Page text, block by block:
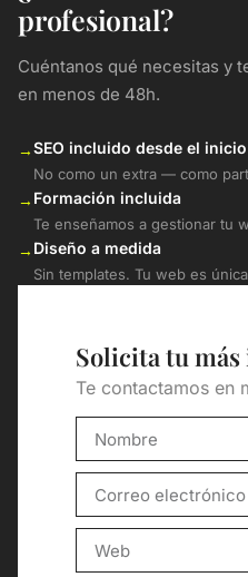
profesional?
Cuéntanos qué necesitas y
en menos de 48h.
→SEO incluido desde el inicio
No como un extra — como
→ Formación incluida
Te enseñamos a gestionar tu
→ Diseño a medida
Sin templates. Tu web es
Solicita tu
Te contactamos en